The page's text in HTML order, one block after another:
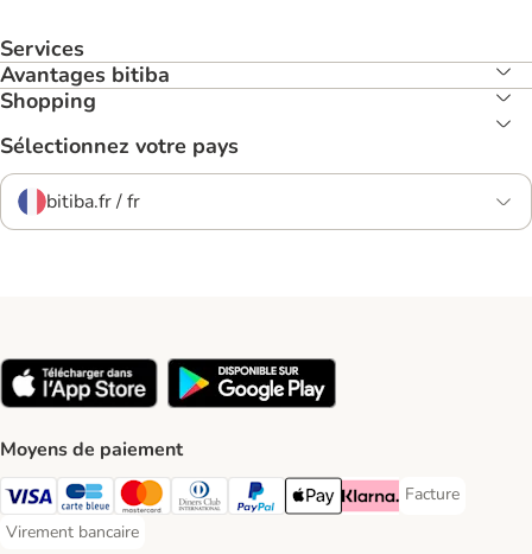
Services
Avantages bitiba
Shopping
Sélectionnez votre pays
bitiba.fr / fr
Moyens de paiement
Visa Payment Method
carte bleue Payment Method
Master Card Payment Method
Diners Club Payment Method
Paypal Payment Method
Apple Pay Payment Method
Klarna Payment Method
Facture
Facture
Virement bancaire
Virement bancaire Payment Method